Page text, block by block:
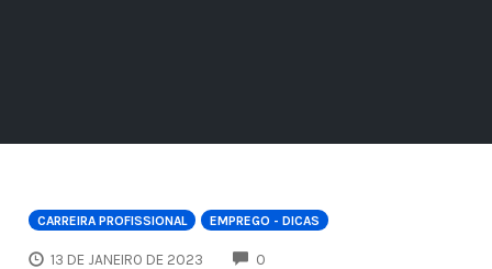
CARREIRA PROFISSIONAL EMPREGO - DICAS
13 DE JANEIRO DE 2023 0